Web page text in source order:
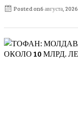
Posted on6 августа, 2026